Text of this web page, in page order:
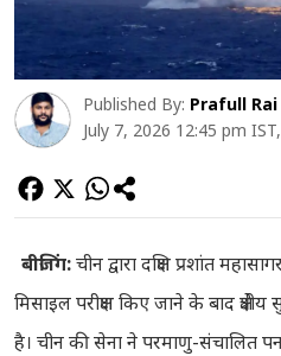
Published By: Prafull Rai
July 7, 2026 12:45 pm
बीजिंग:चीन द्वारा दक्षिण प्रशांत
मिसाइल परीक्षण किए जाने के बाद
है। चीन की सेना ने परमाणु-संचालित